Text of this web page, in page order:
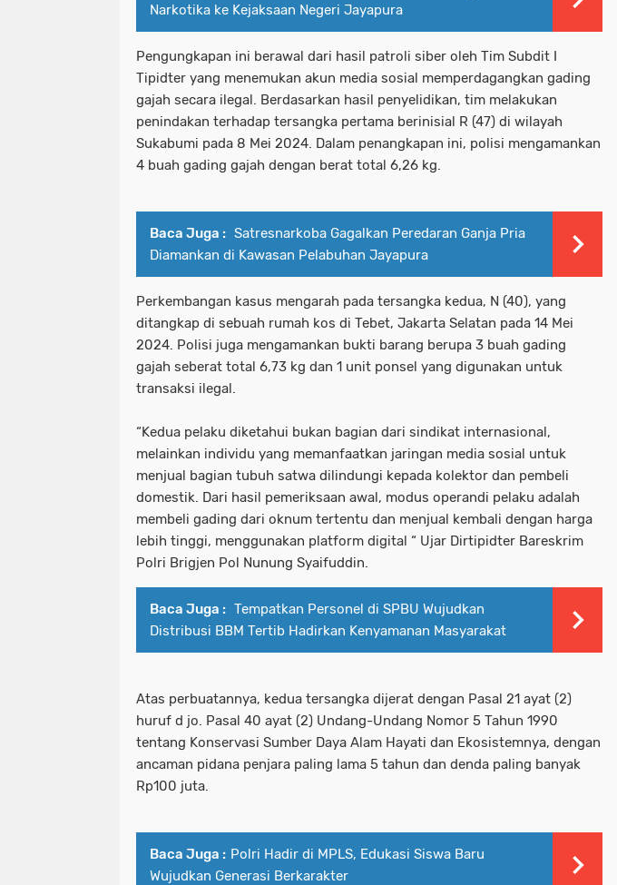
Narkotika ke Kejaksaan Negeri Jayapura
Pengungkapan ini berawal dari hasil patroli siber oleh Tim Subdit I
Tipidter yang menemukan akun media sosial memperdagangkan gading
gajah secara ilegal. Berdasarkan hasil penyelidikan, tim melakukan
penindakan terhadap tersangka pertama berinisial R (47) di wilayah
Sukabumi pada 8 Mei 2024. Dalam penangkapan ini, polisi mengamankan
4 buah gading gajah dengan berat total 6,26 kg.
Baca Juga : ‎Satresnarkoba Gagalkan Peredaran Ganja Pria
Diamankan di Kawasan Pelabuhan Jayapura ‎ ‎
Perkembangan kasus mengarah pada tersangka kedua, N (40), yang
ditangkap di sebuah rumah kos di Tebet, Jakarta Selatan pada 14 Mei
2024. Polisi juga mengamankan bukti barang berupa 3 buah gading
gajah seberat total 6,73 kg dan 1 unit ponsel yang digunakan untuk
transaksi ilegal.
“Kedua pelaku diketahui bukan bagian dari sindikat internasional,
melainkan individu yang memanfaatkan jaringan media sosial untuk
menjual bagian tubuh satwa dilindungi kepada kolektor dan pembeli
domestik. Dari hasil pemeriksaan awal, modus operandi pelaku adalah
membeli gading dari oknum tertentu dan menjual kembali dengan harga
lebih tinggi, menggunakan platform digital “ Ujar Dirtipidter Bareskrim
Polri Brigjen Pol Nunung Syaifuddin.
Baca Juga : ‎Tempatkan Personel di SPBU Wujudkan
Distribusi BBM Tertib Hadirkan Kenyamanan Masyarakat
Atas perbuatannya, kedua tersangka dijerat dengan Pasal 21 ayat (2)
huruf d jo. Pasal 40 ayat (2) Undang-Undang Nomor 5 Tahun 1990
tentang Konservasi Sumber Daya Alam Hayati dan Ekosistemnya, dengan
ancaman pidana penjara paling lama 5 tahun dan denda paling banyak
Rp100 juta.
Baca Juga : Polri Hadir di MPLS, Edukasi Siswa Baru
Wujudkan Generasi Berkarakter